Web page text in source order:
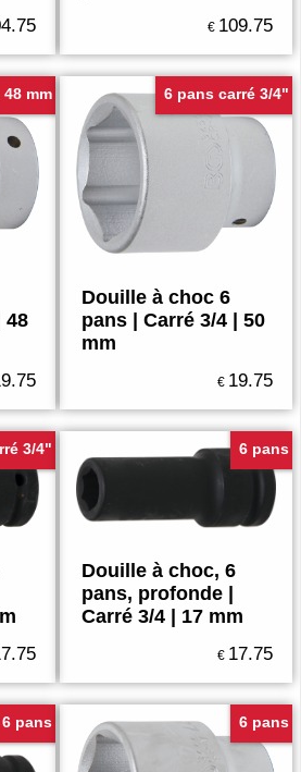
€ 109.75
48 mm
48
6 pans carré 3/4"
Douille à choc 6
pans | Carré 3/4 | 50
mm
€ 19.75
3/4" 6 pans
Douille à choc, 6
pans, profonde |
Carré 3/4 | 17 mm
€ 17.75
6 pans 6 pans